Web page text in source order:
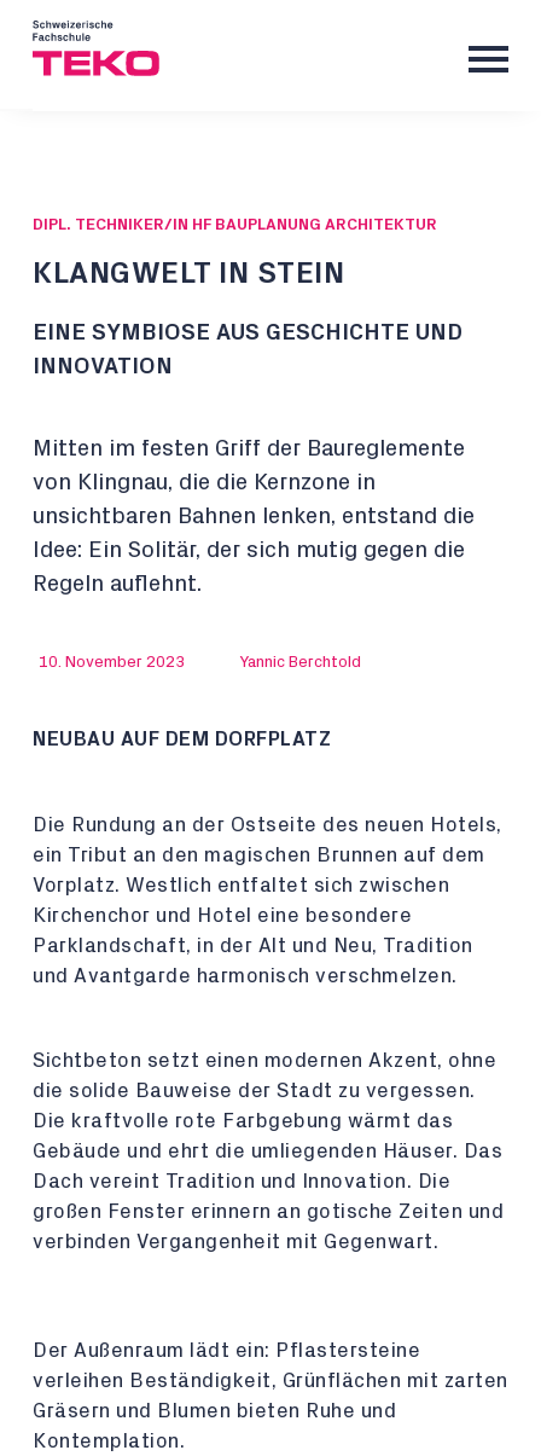
DIPL. TECHNIKER/IN HF BAUPLANUNG ARCHITEKTUR
KLANGWELT IN STEIN
EINE SYMBIOSE AUS GESCHICHTE UND
INNOVATION
Mitten im festen Griff der Baureglemente
von Klingnau, die die Kernzone in
unsichtbaren Bahnen lenken, entstand die
Idee: Ein Solitär, der sich mutig gegen die
Regeln auflehnt.
10. November 2023 Yannic Berchtold
NEUBAU AUF DEM DORFPLATZ
Die Rundung an der Ostseite des neuen Hotels,
ein Tribut an den magischen Brunnen auf dem
Vorplatz. Westlich entfaltet sich zwischen
Kirchenchor und Hotel eine besondere
Parklandschaft, in der Alt und Neu, Tradition
und Avantgarde harmonisch verschmelzen.
Sichtbeton setzt einen modernen Akzent, ohne
die solide Bauweise der Stadt zu vergessen.
Die kraftvolle rote Farbgebung wärmt das
Gebäude und ehrt die umliegenden Häuser. Das
Dach vereint Tradition und Innovation. Die
großen Fenster erinnern an gotische Zeiten und
verbinden Vergangenheit mit Gegenwart.
Der Außenraum lädt ein: Pflastersteine
verleihen Beständigkeit, Grünflächen mit zarten
Gräsern und Blumen bieten Ruhe und
Kontemplation.